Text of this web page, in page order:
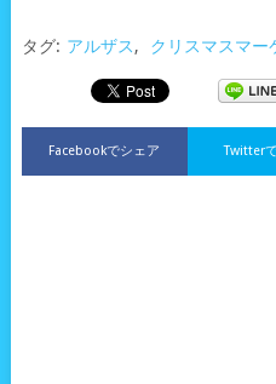
タグ: アルザス, クリスマスマー
Facebookでシェア Twitter